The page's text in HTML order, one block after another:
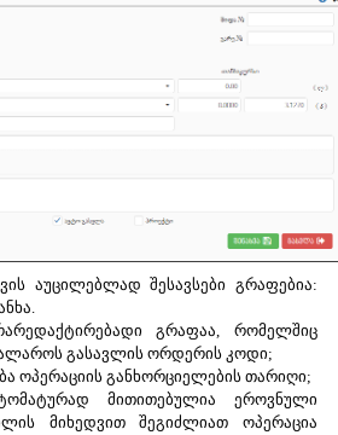
(მემორიალი ბევრი გატარებით)
აუცილებლად შესავსები გრაფებია:
გრაფაა, რომელშიც
გასავლის ორდერის კოდი;
ოპერაციის განხორციელების თარიღი;
მითითებულია ეროვნული
მიხედვით შეგიძლიათ ოპერაცია